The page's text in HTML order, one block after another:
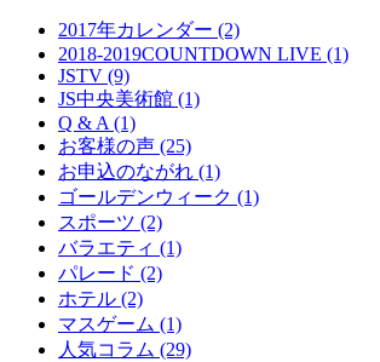
2017年カレンダー (2)
2018-2019COUNTDOWN LIVE (1)
JSTV (9)
JS中央美術館 (1)
Q & A (1)
お客様の声 (25)
お申込のながれ (1)
ゴールデンウィーク (1)
スポーツ (2)
バラエティ (1)
パレード (2)
ホテル (2)
マスゲーム (1)
人気コラム (29)